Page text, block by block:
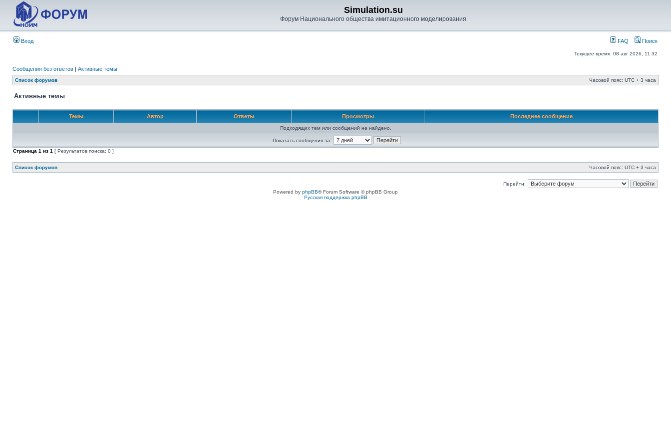
Simulation.su
Форум Национального общества имитационного моделирования
Вход FAQ Поиск
Текущее время: 08 авг 2026, 11:32
Сообщения без ответов | Активные темы
Список форумов Часовой пояс: UTC + 3 часа
Активные темы
Темы Автор Ответы Просмотры Последнее сообщение
Подходящих тем или сообщений не найдено.
Показать сообщения за:
Страница 1 из 1 [ Результатов поиска: 0 ]
Список форумов Часовой пояс: UTC + 3 часа
Перейти:
Powered by phpBB® Forum Software © phpBB Group
Русская поддержка phpBB